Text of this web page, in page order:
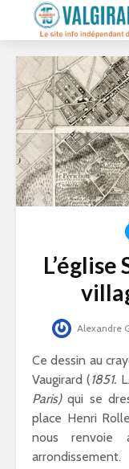
Alexandre
Ce dessin au
Vaugirard (1851.
Paris)qui se
place Henri
nous renvoie
arrondissement.